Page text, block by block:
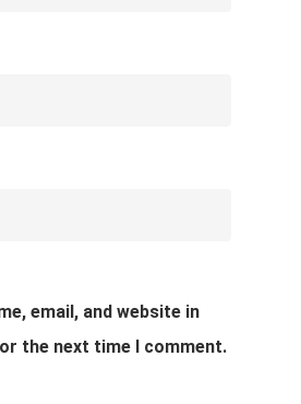
email, and website in
the next time I comment.